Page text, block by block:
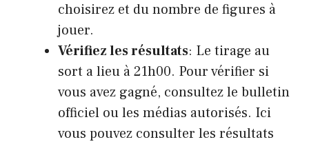
choisirez et du nombre de figures à
jouer.
Vérifiez les résultats: Le tirage au
sort a lieu à 21h00. Pour vérifier si
vous avez gagné, consultez le bulletin
officiel ou les médias autorisés. Ici
vous pouvez consulter les résultats